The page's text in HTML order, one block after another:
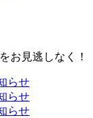
お見逃しなく！
らせ
らせ
らせ